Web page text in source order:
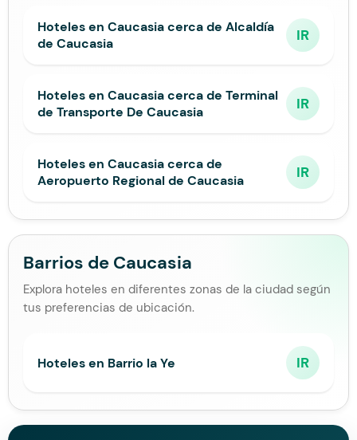
Hoteles en Caucasia cerca de Alcaldía
de Caucasia
IR
Hoteles en Caucasia cerca de Terminal
de Transporte De Caucasia
IR
Hoteles en Caucasia cerca de
Aeropuerto Regional de Caucasia
IR
Barrios de Caucasia
Explora hoteles en diferentes zonas de la ciudad según
tus preferencias de ubicación.
Hoteles en Barrio la Ye IR